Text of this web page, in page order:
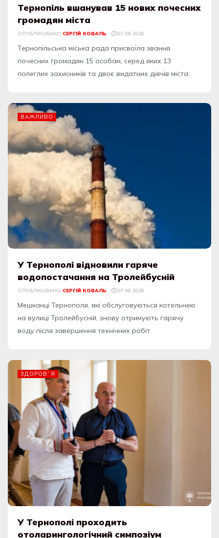
Тернопіль вшанував 15 нових почесних
громадян міста
ОПУБЛІКОВАНО СЕРГІЙ КОВАЛЬ 07.08.2026
Тернопільська міська рада присвоїла звання
почесних громадян 15 особам, серед яких 13
полеглих захисників та двоє видатних діячів міста.
ВАЖЛИВО
У Тернополі відновили гаряче
водопостачання на Тролейбусній
ОПУБЛІКОВАНО СЕРГІЙ КОВАЛЬ 07.08.2026
Мешканці Тернополя, які обслуговуються котельнею
на вулиці Тролейбусній, знову отримують гарячу
воду після завершення технічних робіт.
ЗДОРОВ`Я
У Тернополі проходить
отоларингологічний симпозіум